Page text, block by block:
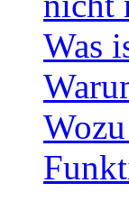
Was